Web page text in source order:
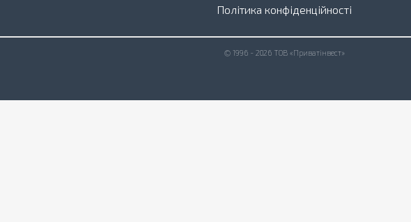
Політика конфіденційності
© 1996 - 2026 ТОВ «Приватінвест»